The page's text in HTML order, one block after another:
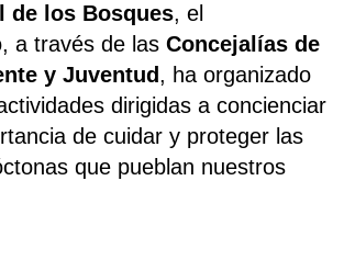
de los Bosques, el
a través de las Concejalías de
y Juventud, ha organizado
dirigidas a concienciar
de cuidar y proteger las
que pueblan nuestros